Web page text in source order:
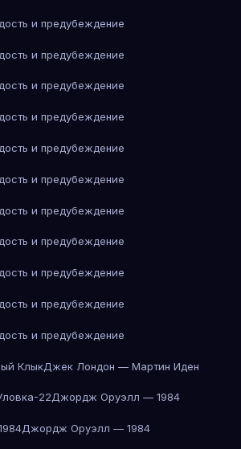
и предубеждение
и предубеждение
и предубеждение
и предубеждение
и предубеждение
и предубеждение
и предубеждение
и предубеждение
и предубеждение
и предубеждение
и предубеждение
КлыкДжек Лондон — Мартин Иден
22Джордж Оруэлл — 1984
Джордж Оруэлл — 1984